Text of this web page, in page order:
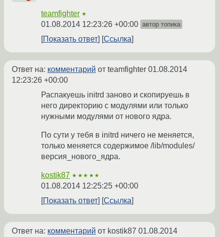
teamfighter ★
01.08.2014 12:23:26 +00:00 автор топика
Показать ответ Ссылка
Ответ на: комментарий от teamfighter 01.08.2014
12:23:26 +00:00
Распакуешь initrd заново и скопируешь в
него директорию с модулями или только
нужными модулями от нового ядра.
По сути у тебя в initrd ничего не меняется,
только меняется содержимое /lib/modules/
версия_нового_ядра.
kostik87 ★★★★★
01.08.2014 12:25:25 +00:00
Показать ответ
Ссылка
Ответ на: комментарий от kostik87 01.08.2014